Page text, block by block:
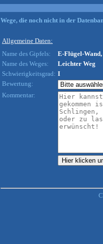
Wege, die noch nicht in der
Allgemeine Daten:
Name des Gipfels:
E-Flügel-
Name des Weges:
Leichter Weg
Schwierigkeitsgrad: I
Bewertung:
Kommentar: